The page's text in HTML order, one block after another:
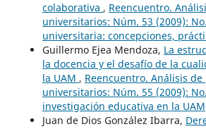
colaborativa , Reencuentro.
universitarios: Núm. 53 (2009):
universitaria: concepciones,
Guillermo Ejea Mendoza, La
la docencia y el desafío de la
la UAM , Reencuentro. Análisis
universitarios: Núm. 55 (2009):
investigación educativa en la UAM
Juan de Dios González Ibarra,